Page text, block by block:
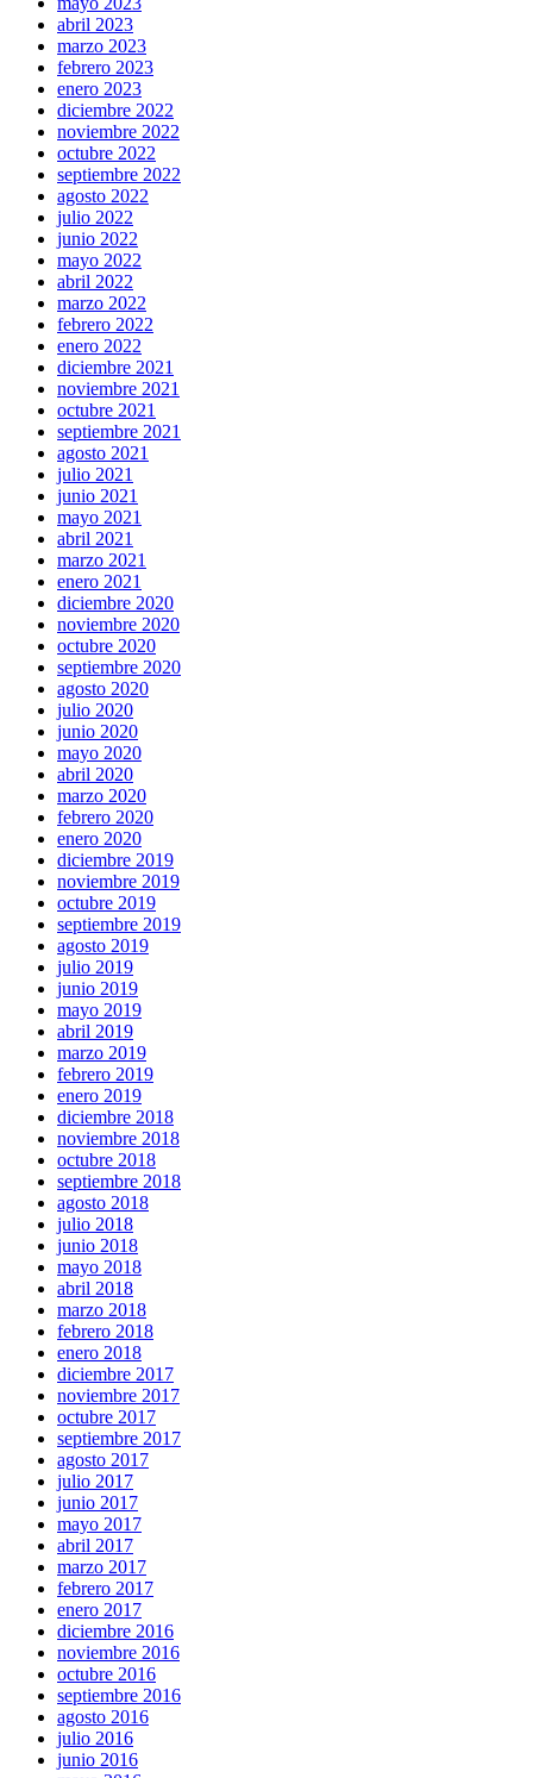
abril 2023
marzo 2023
febrero 2023
enero 2023
diciembre 2022
noviembre 2022
octubre 2022
septiembre 2022
agosto 2022
julio 2022
junio 2022
mayo 2022
abril 2022
marzo 2022
febrero 2022
enero 2022
diciembre 2021
noviembre 2021
octubre 2021
septiembre 2021
agosto 2021
julio 2021
junio 2021
mayo 2021
abril 2021
marzo 2021
enero 2021
diciembre 2020
noviembre 2020
octubre 2020
septiembre 2020
agosto 2020
julio 2020
junio 2020
mayo 2020
abril 2020
marzo 2020
febrero 2020
enero 2020
diciembre 2019
noviembre 2019
octubre 2019
septiembre 2019
agosto 2019
julio 2019
junio 2019
mayo 2019
abril 2019
marzo 2019
febrero 2019
enero 2019
diciembre 2018
noviembre 2018
octubre 2018
septiembre 2018
agosto 2018
julio 2018
junio 2018
mayo 2018
abril 2018
marzo 2018
febrero 2018
enero 2018
diciembre 2017
noviembre 2017
octubre 2017
septiembre 2017
agosto 2017
julio 2017
junio 2017
mayo 2017
abril 2017
marzo 2017
febrero 2017
enero 2017
diciembre 2016
noviembre 2016
octubre 2016
septiembre 2016
agosto 2016
julio 2016
junio 2016